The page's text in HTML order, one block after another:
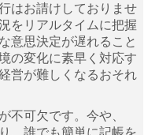
はお請けしておりませ
をリアルタイムに把握
意思決定が遅れること
の変化に素早く対応す
営が難しくなるおそれ
不可欠です。今や、
、誰でも簡単に記帳を